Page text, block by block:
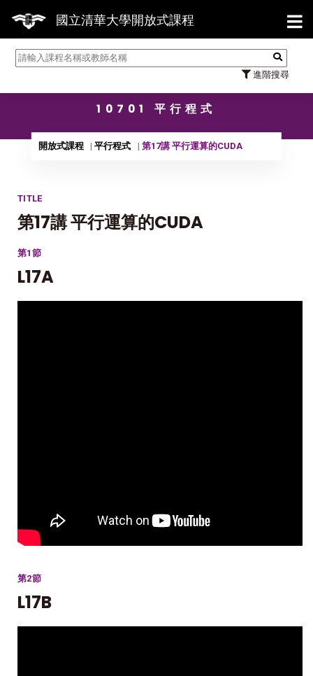
國立清華大學開放式課程
進階搜尋
【
10701 平行程式
開放式課程 平行程式 第17講 平行運算的CUDA
TITLE
第17講 平行運算的CUDA
第1節
L17A
第2節
L17B